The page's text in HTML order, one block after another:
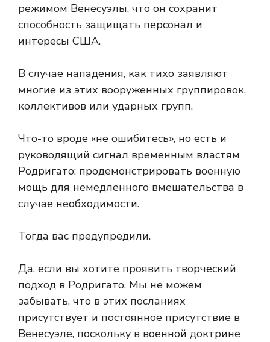
режимом Венесуэлы, что он сохранит
способность защищать персонал и
интересы США.
В случае нападения, как тихо заявляют
многие из этих вооруженных группировок,
коллективов или ударных групп.
Что-то вроде «не ошибитесь», но есть и
руководящий сигнал временным властям
Родригато: продемонстрировать военную
мощь для немедленного вмешательства в
случае необходимости.
Тогда вас предупредили.
Да, если вы хотите проявить творческий
подход в Родригато. Мы не можем
забывать, что в этих посланиях
присутствует и постоянное присутствие в
Венесуэле, поскольку в военной доктрине